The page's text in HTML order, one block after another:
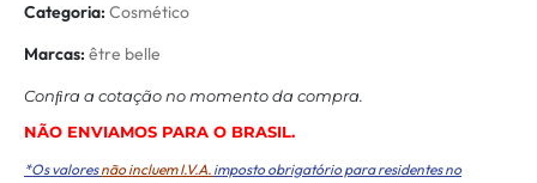
Categoria: Cosmético
Marcas: être belle
Conﬁra a cotação no momento da compra.
NÃO ENVIAMOS PARA O BRASIL.
*Os valoresnão incluem I.V.A. imposto obrigatório para residentes no